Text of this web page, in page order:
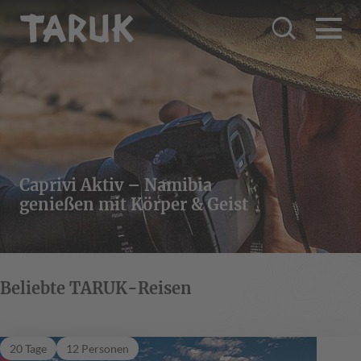
Caprivi Aktiv – Namibia
genießen mit Körper & Geist
Beliebte TARUK-Reisen
20 Tage 12 Personen
Welwitschia